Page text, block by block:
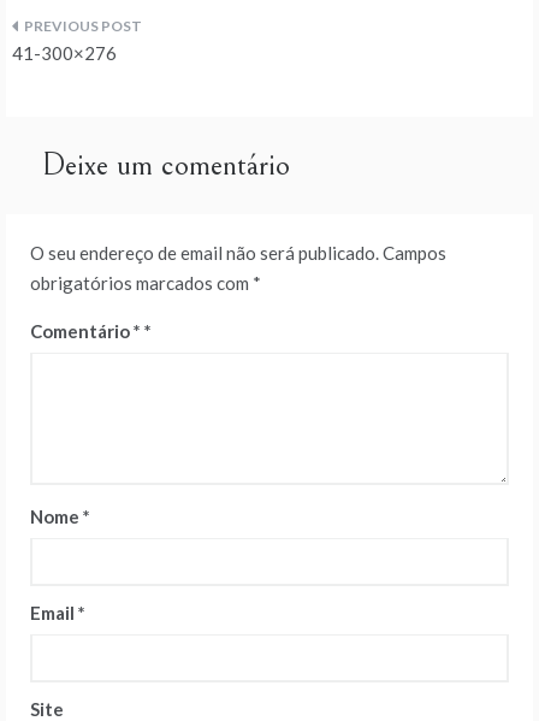
Navegação
artigos
41-300×276
Deixe um comentário
O seu endereço de email não será publicado.Campos
obrigatórios marcados com *
Comentário*
Nome *
Email *
Site